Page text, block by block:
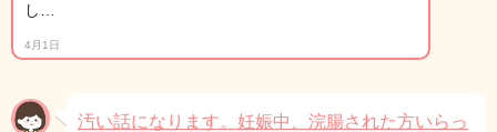
し…
4月1日
汚い話になります。妊娠中、浣腸された方いらっ